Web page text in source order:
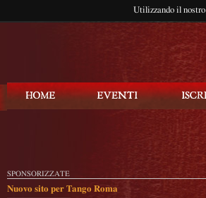
Utilizzando il
SPONSORIZZATE
Nuovo sito per Tango Roma